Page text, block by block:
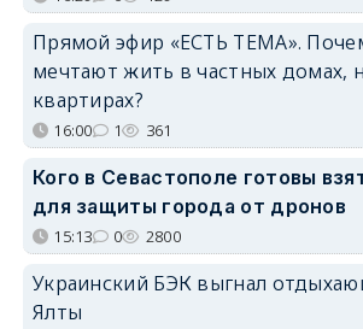
Прямой эфир «ЕСТЬ ТЕМА».
мечтают жить в частных домах,
квартирах?
16:00 1 361
Кого в Севастополе готовы
для защиты города от дронов
15:13 0 2800
Украинский БЭК выгнал
Ялты